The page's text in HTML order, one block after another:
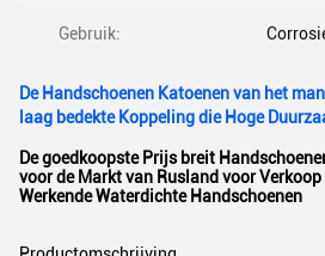
Gebruik:
De Handschoenen Katoenen van het
laag bedekte Koppeling die Hoge
De goedkoopste Prijs breit
voor de Markt van Rusland voor
Werkende Waterdichte Handschoenen